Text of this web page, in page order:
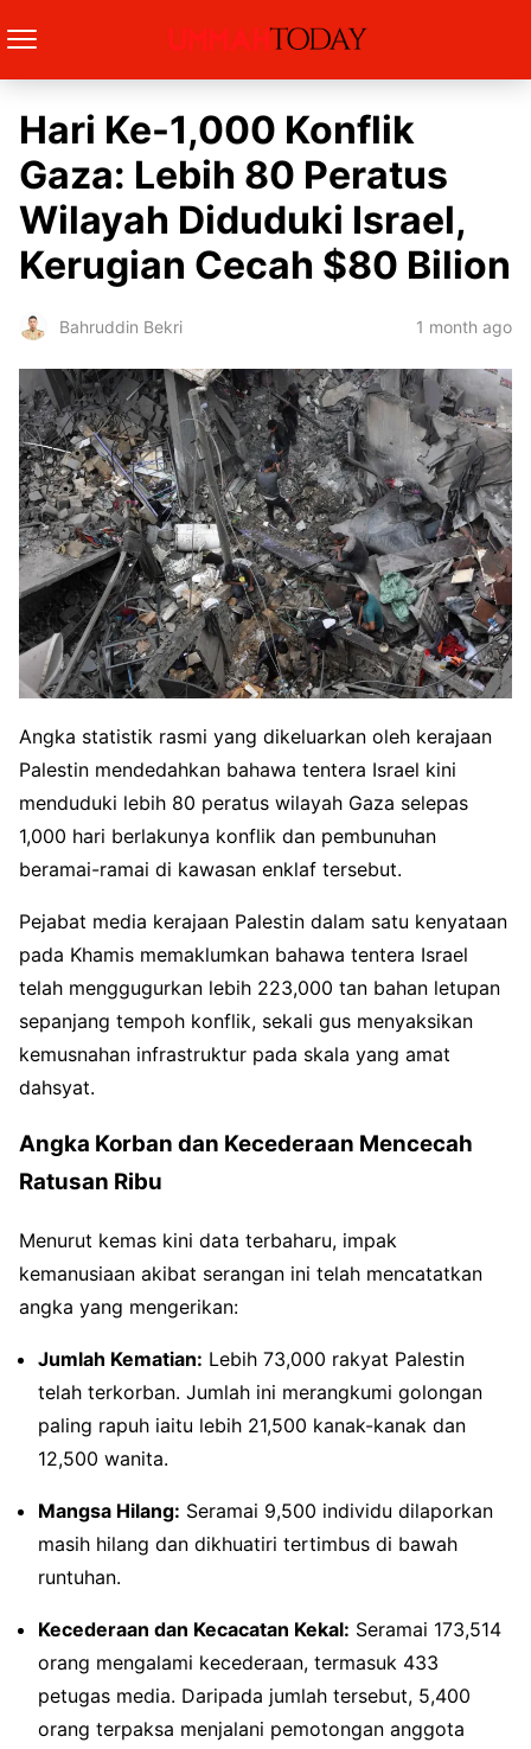
Hari Ke-1,000 Konflik
Gaza: Lebih 80 Peratus
Wilayah Diduduki Israel,
Kerugian Cecah $80 Bilion
Bahruddin Bekri 1 month ago
Angka statistik rasmi yang dikeluarkan oleh kerajaan
Palestin mendedahkan bahawa tentera Israel kini
menduduki lebih 80 peratus wilayah Gaza selepas
1,000 hari berlakunya konflik dan pembunuhan
beramai-ramai di kawasan enklaf tersebut.
Pejabat media kerajaan Palestin dalam satu kenyataan
pada Khamis memaklumkan bahawa tentera Israel
telah menggugurkan lebih 223,000 tan bahan letupan
sepanjang tempoh konflik, sekali gus menyaksikan
kemusnahan infrastruktur pada skala yang amat
dahsyat.
Angka Korban dan Kecederaan Mencecah
Ratusan Ribu
Menurut kemas kini data terbaharu, impak
kemanusiaan akibat serangan ini telah mencatatkan
angka yang mengerikan:
Jumlah Kematian: Lebih 73,000 rakyat Palestin
telah terkorban. Jumlah ini merangkumi golongan
paling rapuh iaitu lebih 21,500 kanak-kanak dan
12,500 wanita.
Mangsa Hilang: Seramai 9,500 individu dilaporkan
masih hilang dan dikhuatiri tertimbus di bawah
runtuhan.
Kecederaan dan Kecacatan Kekal: Seramai 173,514
orang mengalami kecederaan, termasuk 433
petugas media. Daripada jumlah tersebut, 5,400
orang terpaksa menjalani pemotongan anggota